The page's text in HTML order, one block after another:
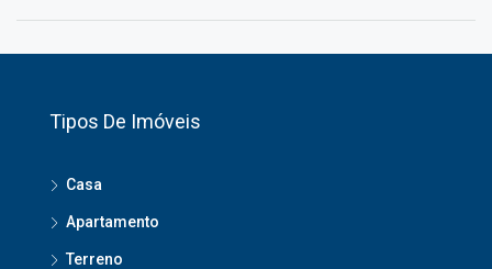
Tipos De Imóveis
Casa
Apartamento
Terreno